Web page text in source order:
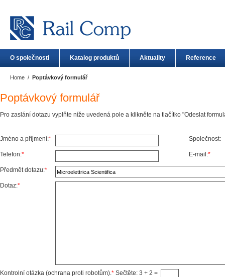
O společnosti Katalog produktů Aktuality Reference
Home / Poptávkový formulář
Poptávkový formulář
Pro zaslání dotazu vyplňte níže uvedená pole a klikněte na tlačítko "Odeslat
Jméno a příjmení:* Společnost:
Telefon:* E-mail:*
Předmět dotazu:*
Dotaz:*
Kontrolní otázka (ochrana proti robotům).* Sečtěte: 3 + 2 =